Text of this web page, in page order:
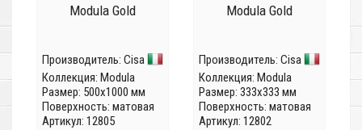
Modula Gold
Производитель: Cisa
Коллекция: Modula
Размер: 500x1000 мм
Поверхность: матовая
Артикул: 12805
Modula Gold
Производитель: Cisa
Коллекция: Modula
Размер: 333x333 мм
Поверхность: матовая
Артикул: 12802